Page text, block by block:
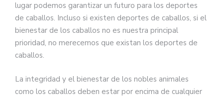
lugar podemos garantizar un futuro para los deportes
de caballos. Incluso si existen deportes de caballos, si el
bienestar de los caballos no es nuestra principal
prioridad, no merecemos que existan los deportes de
caballos.
La integridad y el bienestar de los nobles animales
como los caballos deben estar por encima de cualquier